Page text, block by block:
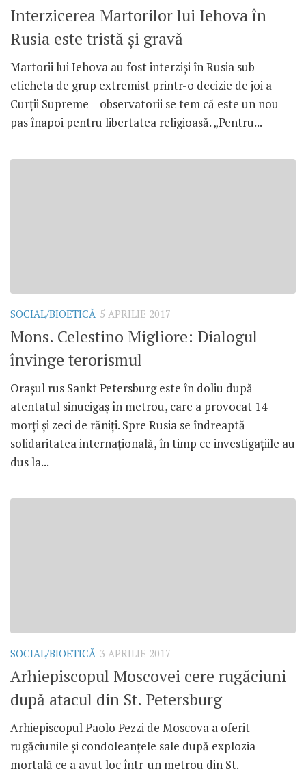
Interzicerea Martorilor lui Iehova în
Rusia este tristă și gravă
Martorii lui Iehova au fost interziși în Rusia sub
eticheta de grup extremist printr-o decizie de joi a
Curții Supreme – observatorii se tem că este un nou
pas înapoi pentru libertatea religioasă. „Pentru...
SOCIAL/BIOETICĂ 5 APRILIE 2017
Mons. Celestino Migliore: Dialogul
învinge terorismul
Orașul rus Sankt Petersburg este în doliu după
atentatul sinucigaș în metrou, care a provocat 14
morți și zeci de răniți. Spre Rusia se îndreaptă
solidaritatea internațională, în timp ce investigațiile au
dus la...
SOCIAL/BIOETICĂ 3 APRILIE 2017
Arhiepiscopul Moscovei cere rugăciuni
după atacul din St. Petersburg
Arhiepiscopul Paolo Pezzi de Moscova a oferit
rugăciunile și condoleanțele sale după explozia
mortală ce a avut loc într-un metrou din St.